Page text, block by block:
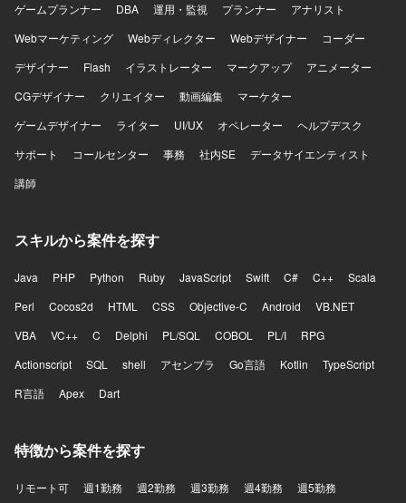
ゲームプランナー
DBA 運用・監視 プランナー
アナリスト
Webマーケティング
Webディレクター Webデザイナー
コーダー
デザイナー
Flash イラストレーター マークアップ
アニメーター
CGデザイナー
クリエイター 動画編集
マーケター
ゲームデザイナー
ライター UI/UX オペレーター
ヘルプデスク
サポート
コールセンター 事務 社内SE
データサイエンティスト
講師
スキルから案件を探す
Java PHP Python Ruby JavaScript Swift C# C++
Scala
Perl
Cocos2d HTML CSS Objective-C Android
VB.NET
VBA
VC++ C Delphi PL/SQL COBOL PL/I
RPG
Actionscript
SQL shell アセンブラ Go言語 Kotlin
TypeScript
R言語
Apex Dart
特徴から案件を探す
リモート可 週1勤務 週2勤務 週3勤務 週4勤務 週5勤務